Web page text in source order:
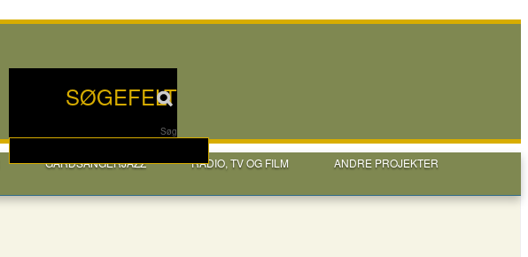
SØGEFELT
Søg
GÅRDSANGERJAZZ RADIO, TV OG FILM
ANDRE PROJEKTER